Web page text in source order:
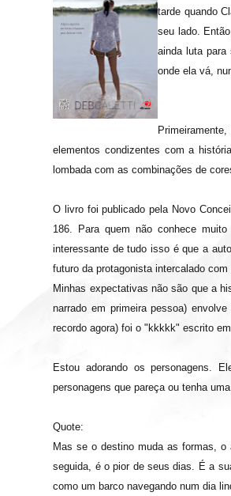
tarde quando
seu lado.
ainda luta para
onde ela vá,
elementos condizentes com a
lombada com as combinações de
O livro foi publicado pela Novo
186. Para quem não conhece
interessante de tudo isso é que a
futuro da protagonista intercalado
Minhas expectativas não são que a
narrado em primeira pessoa)
recordo agora) foi o "kkkkk" escrito
Estou adorando os personagens.
personagens que pareça ou tenha
Quote:
Mas se o destino muda as formas,
seguida, é o pior de seus dias. É a
como um barco navegando num dia